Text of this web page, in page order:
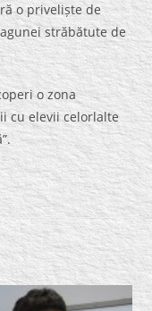
o priveliște de
străbătute de
o zona
cu elevii celorlalte